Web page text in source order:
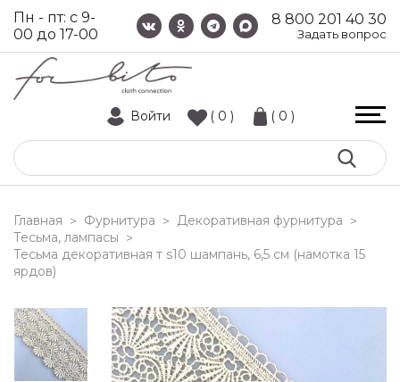
8 800 201 40 30
Задать вопрос
Пн - пт: с 9-
00 до 17-00
Войти ( 0 ) ( 0 )
Главная > Фурнитура > Декоративная фурнитура >
Тесьма, лампасы >
тесьма декоративная т s10 шампань, 6,5 см (намотка 15
ярдов)